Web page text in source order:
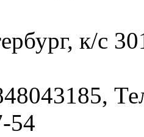
к/с
54